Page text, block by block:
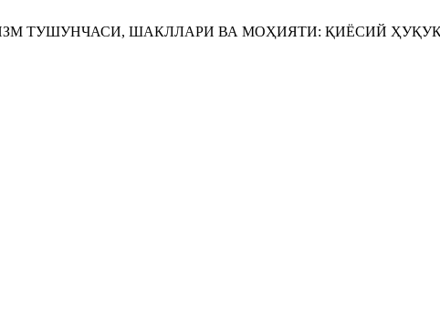
ТУШУНЧАСИ, ШАКЛЛАРИ ВА МОҲИЯТИ: ҚИЁСИЙ